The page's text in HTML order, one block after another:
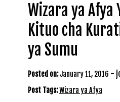
Wizara ya Afya
Kituo cha
ya Sumu
Posted on: January 11, 2016 -
Post Tags:Wizara ya Afya